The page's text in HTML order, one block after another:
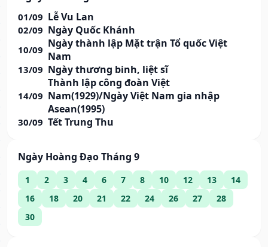
01/09 Lễ Vu Lan
02/09 Ngày Quốc Khánh
10/09 Ngày thành lập Mặt trận Tổ quốc Việt
Nam
13/09 Ngày thương binh, liệt sĩ
14/09
Thành lập công đoàn Việt
Nam(1929)/Ngày Việt Nam gia nhập
Asean(1995)
30/09 Tết Trung Thu
Ngày Hoàng Đạo Tháng 9
1 2 3 4 6 7 8 10 12 13
14
16
18 20 21 22 24 26 27
28
30